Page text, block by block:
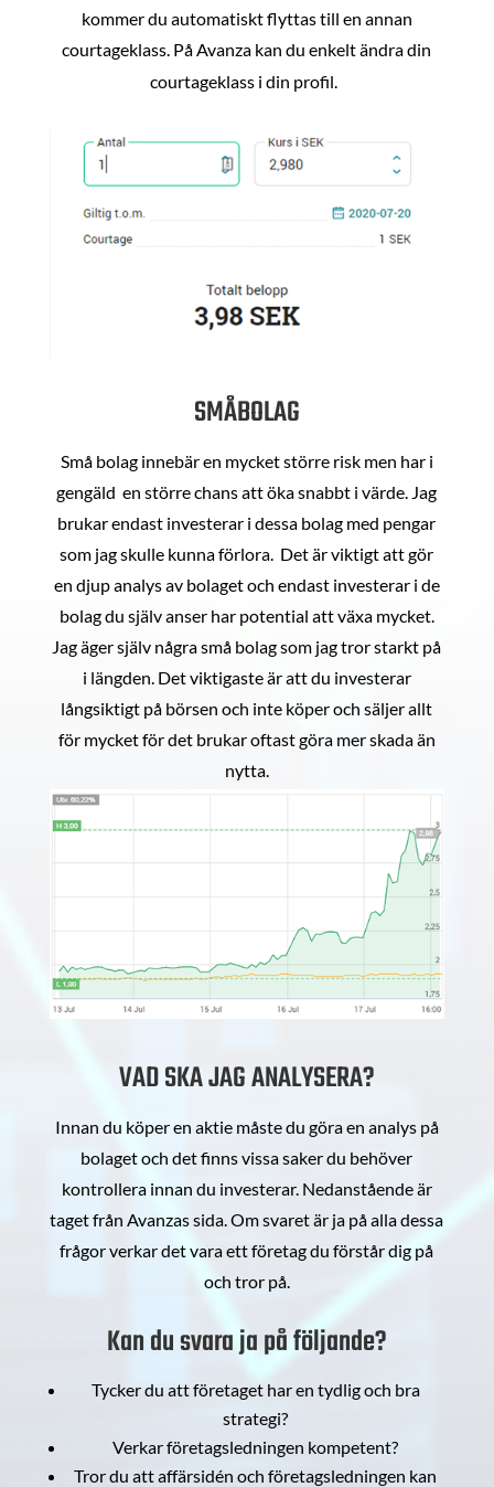
kommer du automatiskt flyttas till en annan
courtageklass. På Avanza kan du enkelt ändra din
courtageklass i din profil.
SMÅBOLAG
Små bolag innebär en mycket större risk men har i
gengäld en större chans att öka snabbt i värde. Jag
brukar endast investerar i dessa bolag med pengar
som jag skulle kunna förlora. Det är viktigt att gör
en djup analys av bolaget och endast investerar i de
bolag du själv anser har potential att växa mycket.
Jag äger själv några små bolag som jag tror starkt på
i längden. Det viktigaste är att du investerar
långsiktigt på börsen och inte köper och säljer allt
för mycket för det brukar oftast göra mer skada än
nytta.
VAD SKA JAG ANALYSERA?
Innan du köper en aktie måste du göra en analys på
bolaget och det finns vissa saker du behöver
kontrollera innan du investerar. Nedanstående är
taget från Avanzas sida. Om svaret är ja på alla dessa
frågor verkar det vara ett företag du förstår dig på
och tror på.
Kan du svara ja på följande?
Tycker du att företaget har en tydlig och bra
strategi?
Verkar företagsledningen kompetent?
Tror du att affärsidén och företagsledningen kan